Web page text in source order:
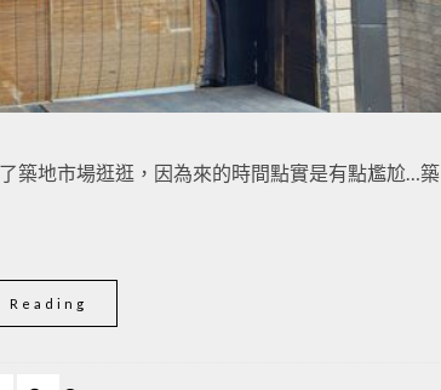
築地市場逛逛，因為來的時間點實是有點尷尬…築
Reading